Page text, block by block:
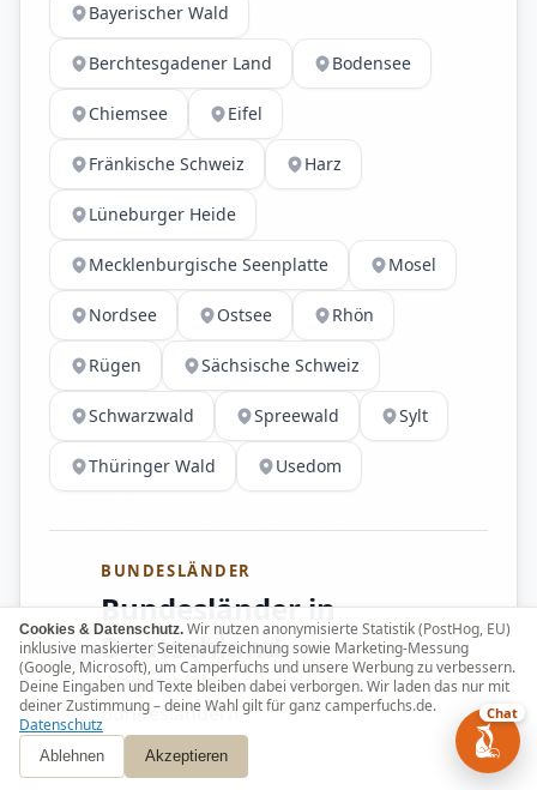
Bayerischer Wald
Berchtesgadener Land Bodensee
Chiemsee Eifel
Fränkische Schweiz Harz
Lüneburger Heide
Mecklenburgische Seenplatte Mosel
Nordsee Ostsee Rhön
Rügen Sächsische Schweiz
Schwarzwald Spreewald Sylt
Thüringer Wald Usedom
BUNDESLÄNDER
Bundesländer in
Deutschland
Wohnmobile in allen deutschen
Bundesländern
Cookies & Datenschutz. Wir nutzen anonymisierte Statistik (PostHog, EU)
inklusive maskierter Seitenaufzeichnung sowie Marketing-Messung
(Google, Microsoft), um Camperfuchs und unsere Werbung zu verbessern.
Deine Eingaben und Texte bleiben dabei verborgen. Wir laden das nur mit
deiner Zustimmung – deine Wahl gilt für ganz camperfuchs.de.
Datenschutz
Ablehnen Akzeptieren
Chat